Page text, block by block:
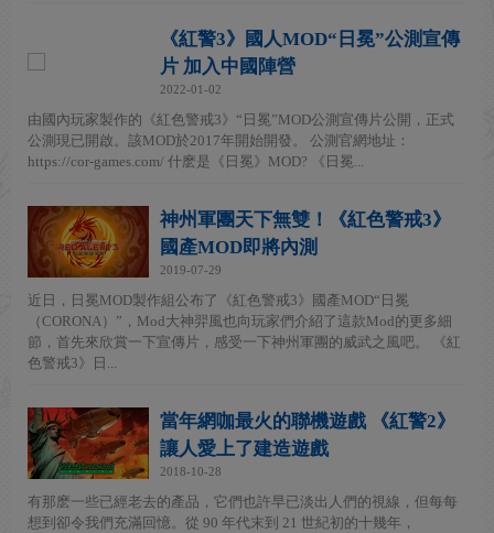
《紅警3》國人MOD“日冕”公測宣傳
片 加入中國陣營
2022-01-02
由國內玩家製作的《紅色警戒3》“日冕”MOD公測宣傳片公開，正式
公測現已開啟。該MOD於2017年開始開發。 公測官網地址：
https://cor-games.com/ 什麽是《日冕》MOD? 《日冕...
神州軍團天下無雙！《紅色警戒3》
國產MOD即將內測
2019-07-29
近日，日冕MOD製作組公布了《紅色警戒3》國產MOD“日冕
（CORONA）”，Mod大神羿風也向玩家們介紹了這款Mod的更多細
節，首先來欣賞一下宣傳片，感受一下神州軍團的威武之風吧。 《紅
色警戒3》日...
當年網咖最火的聯機遊戲 《紅警2》
讓人愛上了建造遊戲
2018-10-28
有那麽一些已經老去的產品，它們也許早已淡出人們的視線，但每每
想到卻令我們充滿回憶。從 90 年代末到 21 世紀初的十幾年，